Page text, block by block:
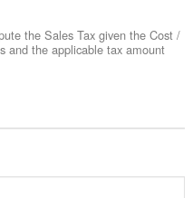
the Sales Tax given the Cost /
and the applicable tax amount